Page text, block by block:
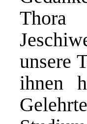
unsere
ihnen